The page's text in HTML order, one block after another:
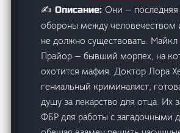
✍️ Описание:Они — последняя
обороны между человечеством
не должно существовать. Майкл
Прайор — бывший морпех, на
охотится мафия. Доктор Лора
гениальный криминалист,
душу за лекарство для отца. Их
ФБР для работы с загадочными